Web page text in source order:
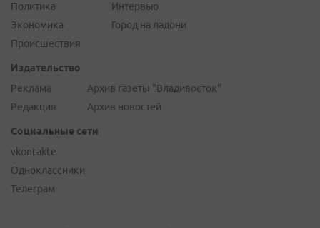
Политика
Экономика
Происшествия
Интервью
Город на ладони
Издательство
Реклама
Редакция
Архив газеты "Владивосток"
Архив новостей
Социальные сети
vkontakte
Одноклассники
Телеграм